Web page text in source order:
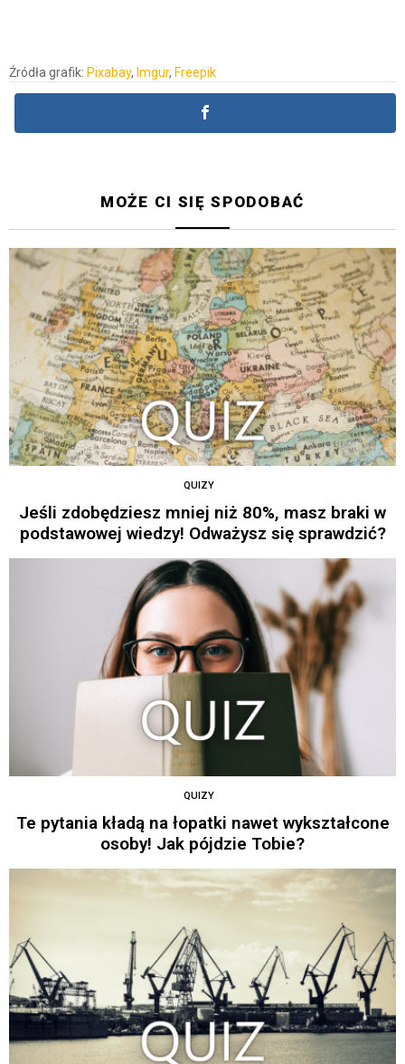
Źródła grafik: Pixabay, Imgur, Freepik
MOŻE CI SIĘ SPODOBAĆ
QUIZY
Jeśli zdobędziesz mniej niż 80%, masz braki w
podstawowej wiedzy! Odważysz się sprawdzić?
QUIZY
Te pytania kładą na łopatki nawet wykształcone
osoby! Jak pójdzie Tobie?